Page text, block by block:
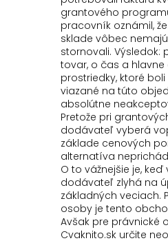
grantového
pracovník oznámil,
sklade vôbec
stornovali. Výsledok:
tovar, o čas a hlavne
prostriedky, ktoré
viazané na túto
absolútne
Pretože pri
dodávateľ vyberá
základe cenových
alternatíva
O to vážnejšie je, keď
dodávateľ zlyhá na
základných veciach.
osoby je tento
Avšak pre právnické
Cvaknito.sk určite